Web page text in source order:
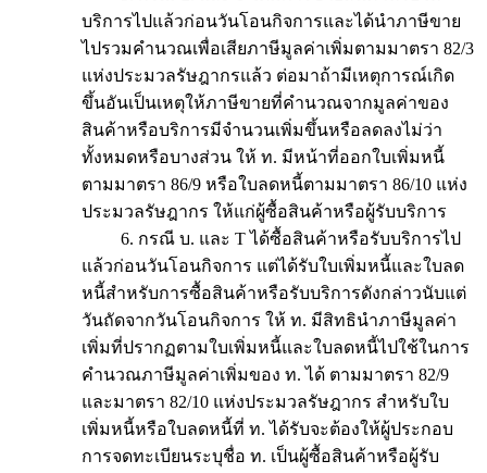
บริการไปแล้วก่อนวันโอนกิจการและได้นำภาษีขาย
ไปรวมคำนวณเพื่อเสียภาษีมูลค่าเพิ่มตามมาตรา 82/3
แห่งประมวลรัษฎากรแล้ว ต่อมาถ้ามีเหตุการณ์เกิด
ขึ้นอันเป็นเหตุให้ภาษีขายที่คำนวณจากมูลค่าของ
สินค้าหรือบริการมีจำนวนเพิ่มขึ้นหรือลดลงไม่ว่า
ทั้งหมดหรือบางส่วน ให้ ท. มีหน้าที่ออกใบเพิ่มหนี้
ตามมาตรา 86/9 หรือใบลดหนี้ตามมาตรา 86/10 แห่ง
ประมวลรัษฎากร ให้แก่ผู้ซื้อสินค้าหรือผู้รับบริการ
6. กรณี บ. และ T ได้ซื้อสินค้าหรือรับบริการไป
แล้วก่อนวันโอนกิจการ แต่ได้รับใบเพิ่มหนี้และใบลด
หนี้สำหรับการซื้อสินค้าหรือรับบริการดังกล่าวนับแต่
วันถัดจากวันโอนกิจการ ให้ ท. มีสิทธินำภาษีมูลค่า
เพิ่มที่ปรากฏตามใบเพิ่มหนี้และใบลดหนี้ไปใช้ในการ
คำนวณภาษีมูลค่าเพิ่มของ ท. ได้ ตามมาตรา 82/9
และมาตรา 82/10 แห่งประมวลรัษฎากร สำหรับใบ
เพิ่มหนี้หรือใบลดหนี้ที่ ท. ได้รับจะต้องให้ผู้ประกอบ
การจดทะเบียนระบุชื่อ ท. เป็นผู้ซื้อสินค้าหรือผู้รับ